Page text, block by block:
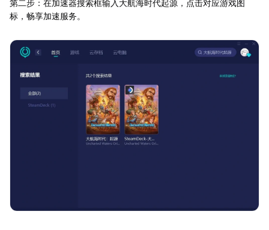
第二步：在加速器搜索框输入大航海时代起源，点击对应游戏图
标，畅享加速服务。